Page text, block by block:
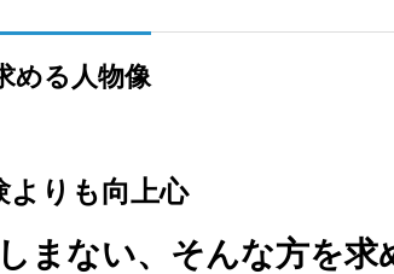
める人物像
よりも向上心
まない、そんな方を求